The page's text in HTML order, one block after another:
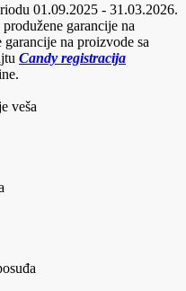
01.09.2025 - 31.03.2026.
garancije na
na proizvode sa
Candy registracija
veša